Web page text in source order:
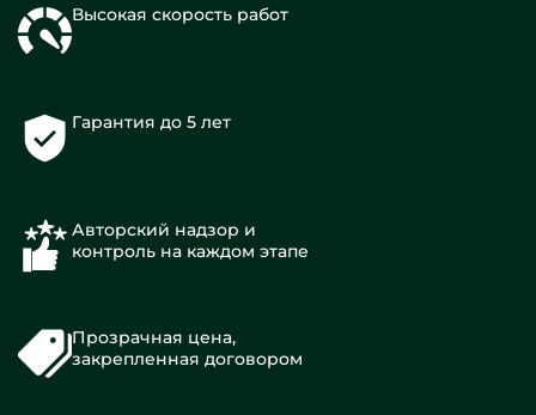
Высокая скорость работ
Гарантия до 5 лет
Авторский надзор и
контроль на каждом этапе
Прозрачная цена,
закрепленная договором